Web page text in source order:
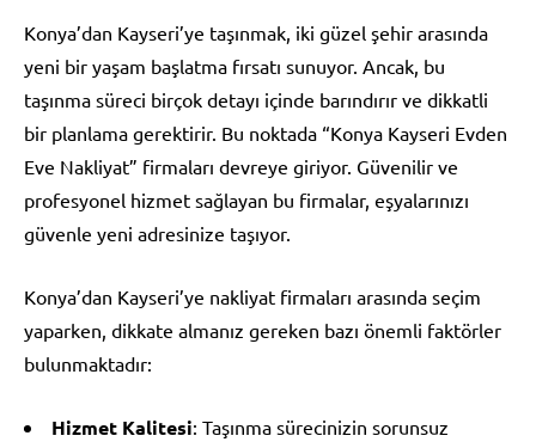
Konya’dan Kayseri’ye taşınmak, iki güzel şehir arasında
yeni bir yaşam başlatma fırsatı sunuyor. Ancak, bu
taşınma süreci birçok detayı içinde barındırır ve dikkatli
bir planlama gerektirir. Bu noktada “Konya Kayseri Evden
Eve Nakliyat” firmaları devreye giriyor. Güvenilir ve
profesyonel hizmet sağlayan bu firmalar, eşyalarınızı
güvenle yeni adresinize taşıyor.
Konya’dan Kayseri’ye nakliyat firmaları arasında seçim
yaparken, dikkate almanız gereken bazı önemli faktörler
bulunmaktadır:
Hizmet Kalitesi: Taşınma sürecinizin sorunsuz